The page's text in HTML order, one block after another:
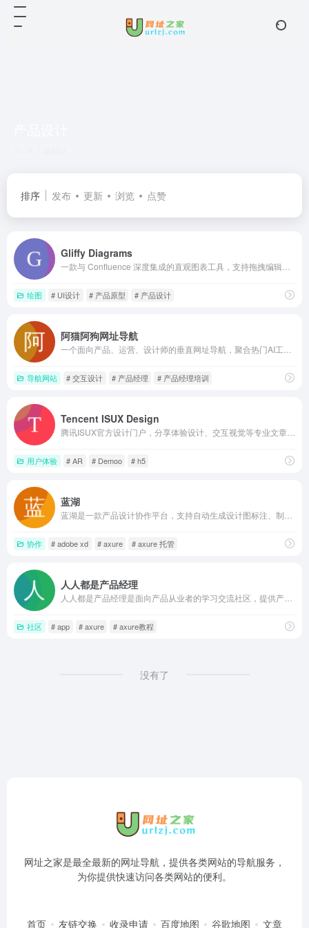
排序 发布 更新 浏览 点赞
Gliffy Diagrams
绘图 # UI设计 # 产品原型 # 产品设计
阿猫阿狗网址导航
导航网站 # 交互设计 # 产品经理 # 产品经理培训
Tencent ISUX Design
用户体验 # AR # Demoo # h5
蓝湖
协作 # adobe xd # axure # axure 托管
人人都是产品经理
社区 # app # axure # axure教程
没有了
网址之家是最全最新的网址导航，提供各类网站的导航服务，
为你提供快速访问各类网站的便利。
首页 友链交换 收录申请 百度地图 谷歌地图 文章